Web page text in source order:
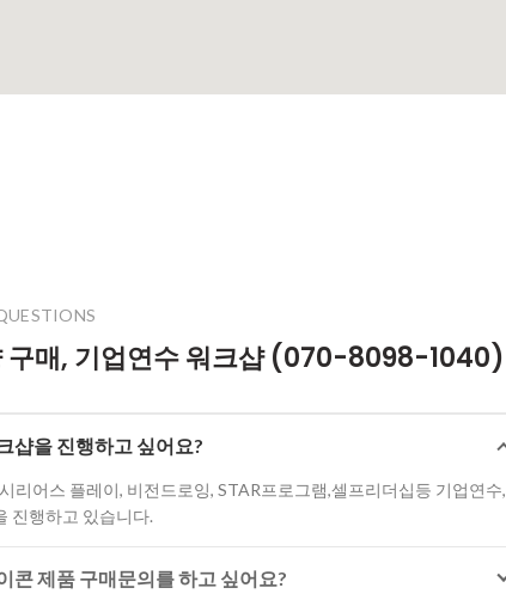
구매, 기업연수 워크샵 (070-8098-1040)
샵을 진행하고 싶어요?
리어스 플레이, 비전드로잉, STAR프로그램,셀프리더십등 기업연수,
진행하고 있습니다.
콘 제품 구매문의를 하고 싶어요?